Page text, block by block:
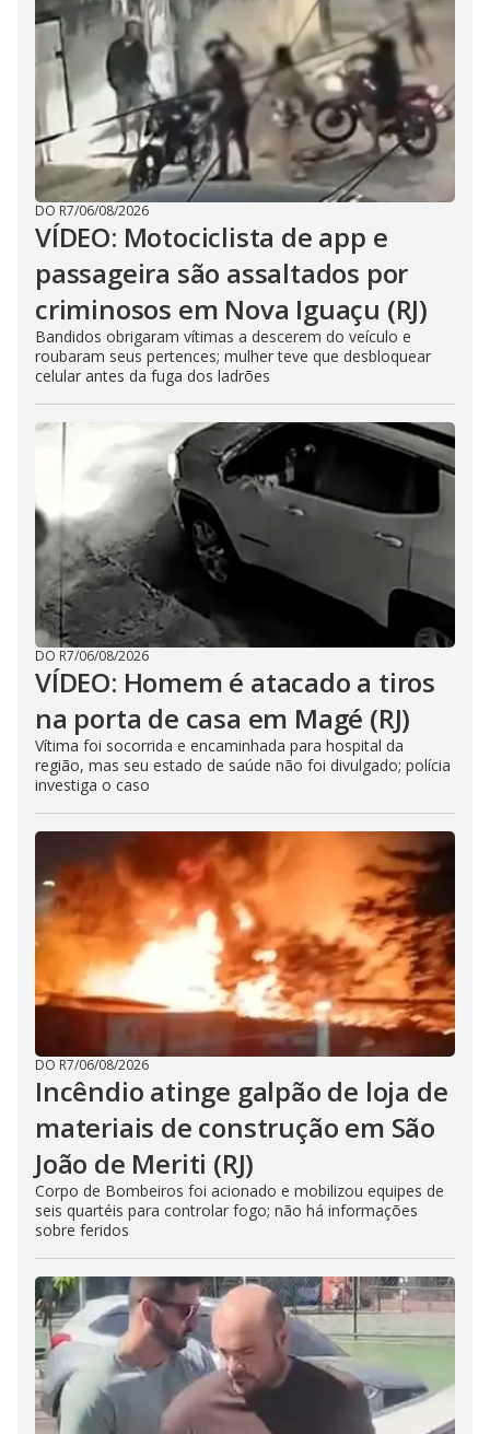
DO R7/06/08/2026
VÍDEO: Motociclista de app e
passageira são assaltados por
criminosos em Nova Iguaçu (RJ)
Bandidos obrigaram vítimas a descerem do veículo e
roubaram seus pertences; mulher teve que desbloquear
celular antes da fuga dos ladrões
DO R7/06/08/2026
VÍDEO: Homem é atacado a tiros
na porta de casa em Magé (RJ)
Vítima foi socorrida e encaminhada para hospital da
região, mas seu estado de saúde não foi divulgado; polícia
investiga o caso
DO R7/06/08/2026
Incêndio atinge galpão de loja de
materiais de construção em São
João de Meriti (RJ)
Corpo de Bombeiros foi acionado e mobilizou equipes de
seis quartéis para controlar fogo; não há informações
sobre feridos